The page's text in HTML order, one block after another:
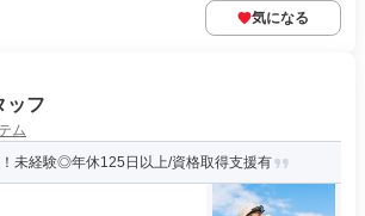
気になる
ッフ
ム
未経験◎年休125日以上/資格取得支援有